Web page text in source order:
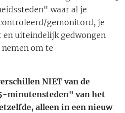
waar al je
gemonitord, je
uiteindelijk gedwongen
om te
NIET van de
minutensteden" van het
alleen in een nieuw